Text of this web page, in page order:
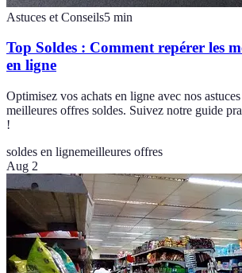
Astuces et Conseils5 min
Top Soldes : Comment repérer les
en ligne
Optimisez vos achats en ligne avec nos
meilleures offres soldes. Suivez notre guide
!
soldes en lignemeilleures offres
Aug 2